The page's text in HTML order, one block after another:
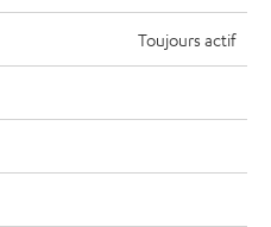
de fautes de frappe et d’autres
ne font pas partie du contenu de
Toujours actif